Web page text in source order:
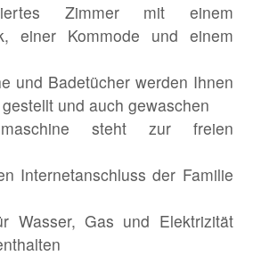
Zimmer mit einem
einer Kommode und einem
und Badetücher werden Ihnen
und auch gewaschen
steht zur freien
Internetanschluss der Familie
Wasser, Gas und Elektrizität